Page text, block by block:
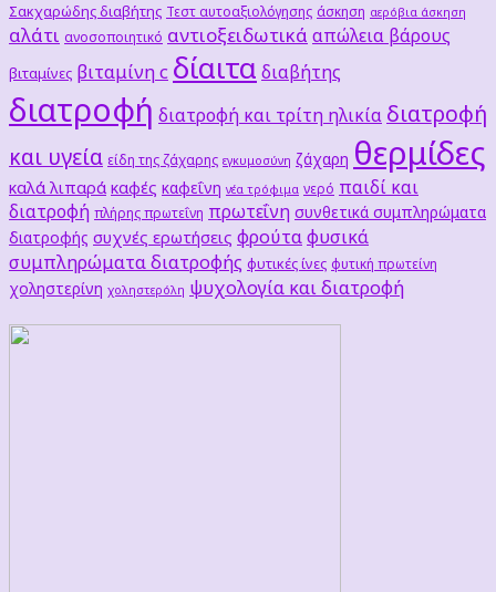
Σακχαρώδης διαβήτης Τεστ αυτοαξιολόγησης άσκηση αερόβια άσκηση
αλάτι ανοσοποιητικό αντιοξειδωτικά απώλεια βάρους
βιταμίνες βιταμίνη c δίαιτα διαβήτης
διατροφή διατροφή και τρίτη ηλικία διατροφή
και υγεία είδη της ζάχαρης εγκυμοσύνη ζάχαρη θερμίδες
καλά λιπαρά καφές καφεΐνη νέα τρόφιμα νερό παιδί και
διατροφή πλήρης πρωτεΐνη πρωτεΐνη συνθετικά συμπληρώματα
διατροφής συχνές ερωτήσεις φρούταφυσικά
συμπληρώματα διατροφής φυτικές ίνες φυτική πρωτείνη
χοληστερίνη χοληστερόλη ψυχολογία και διατροφή